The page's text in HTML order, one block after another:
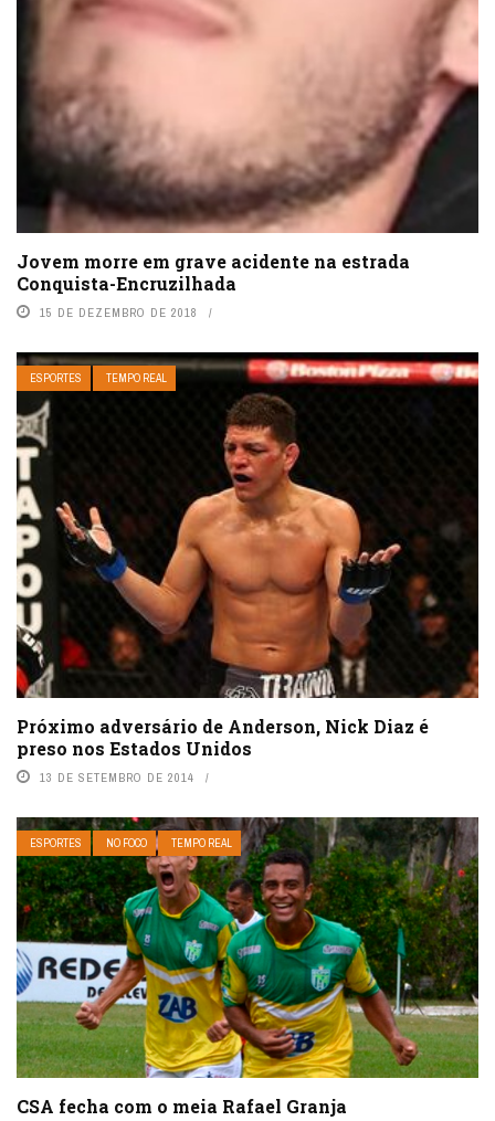
Jovem morre em grave acidente na estrada
Conquista-Encruzilhada
15 DE DEZEMBRO DE 2018
ESPORTES TEMPO REAL
Próximo adversário de Anderson, Nick Diaz é
preso nos Estados Unidos
13 DE SETEMBRO DE 2014
ESPORTES NO FOCO TEMPO REAL
CSA fecha com o meia Rafael Granja